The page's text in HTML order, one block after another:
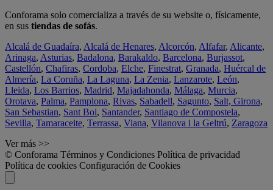
Conforama solo comercializa a través de su website o, físicamente,
en sus tiendas de sofás.
Alcalá de Guadaíra, Alcalá de Henares, Alcorcón, Alfafar, Alicante,
Arinaga, Asturias, Badalona, Barakaldo, Barcelona, Burjassot,
Castellón, Chafiras, Cordoba, Elche, Finestrat, Granada, Huércal de
Almería, La Coruña, La Laguna, La Zenia, Lanzarote, León,
Lleida, Los Barrios, Madrid, Majadahonda, Málaga, Murcia,
Orotava, Palma, Pamplona, Rivas, Sabadell, Sagunto, Salt, Girona,
San Sebastian, Sant Boi, Santander, Santiago de Compostela,
Sevilla, Tamaraceite, Terrassa, Viana, Vilanova i la Geltrú, Zaragoza
Ver más >>
© Conforama Términos y Condiciones Política de privacidad
Política de cookies Configuración de Cookies